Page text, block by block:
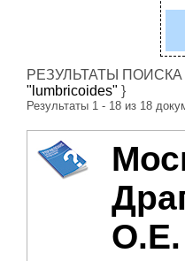
РЕЗУЛЬТАТЫ ПОИСКА
"lumbricoides" }
Результаты 1 - 18 из 18
О.Е.